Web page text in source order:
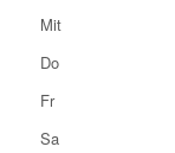
Mit
Do
Fr
Sa